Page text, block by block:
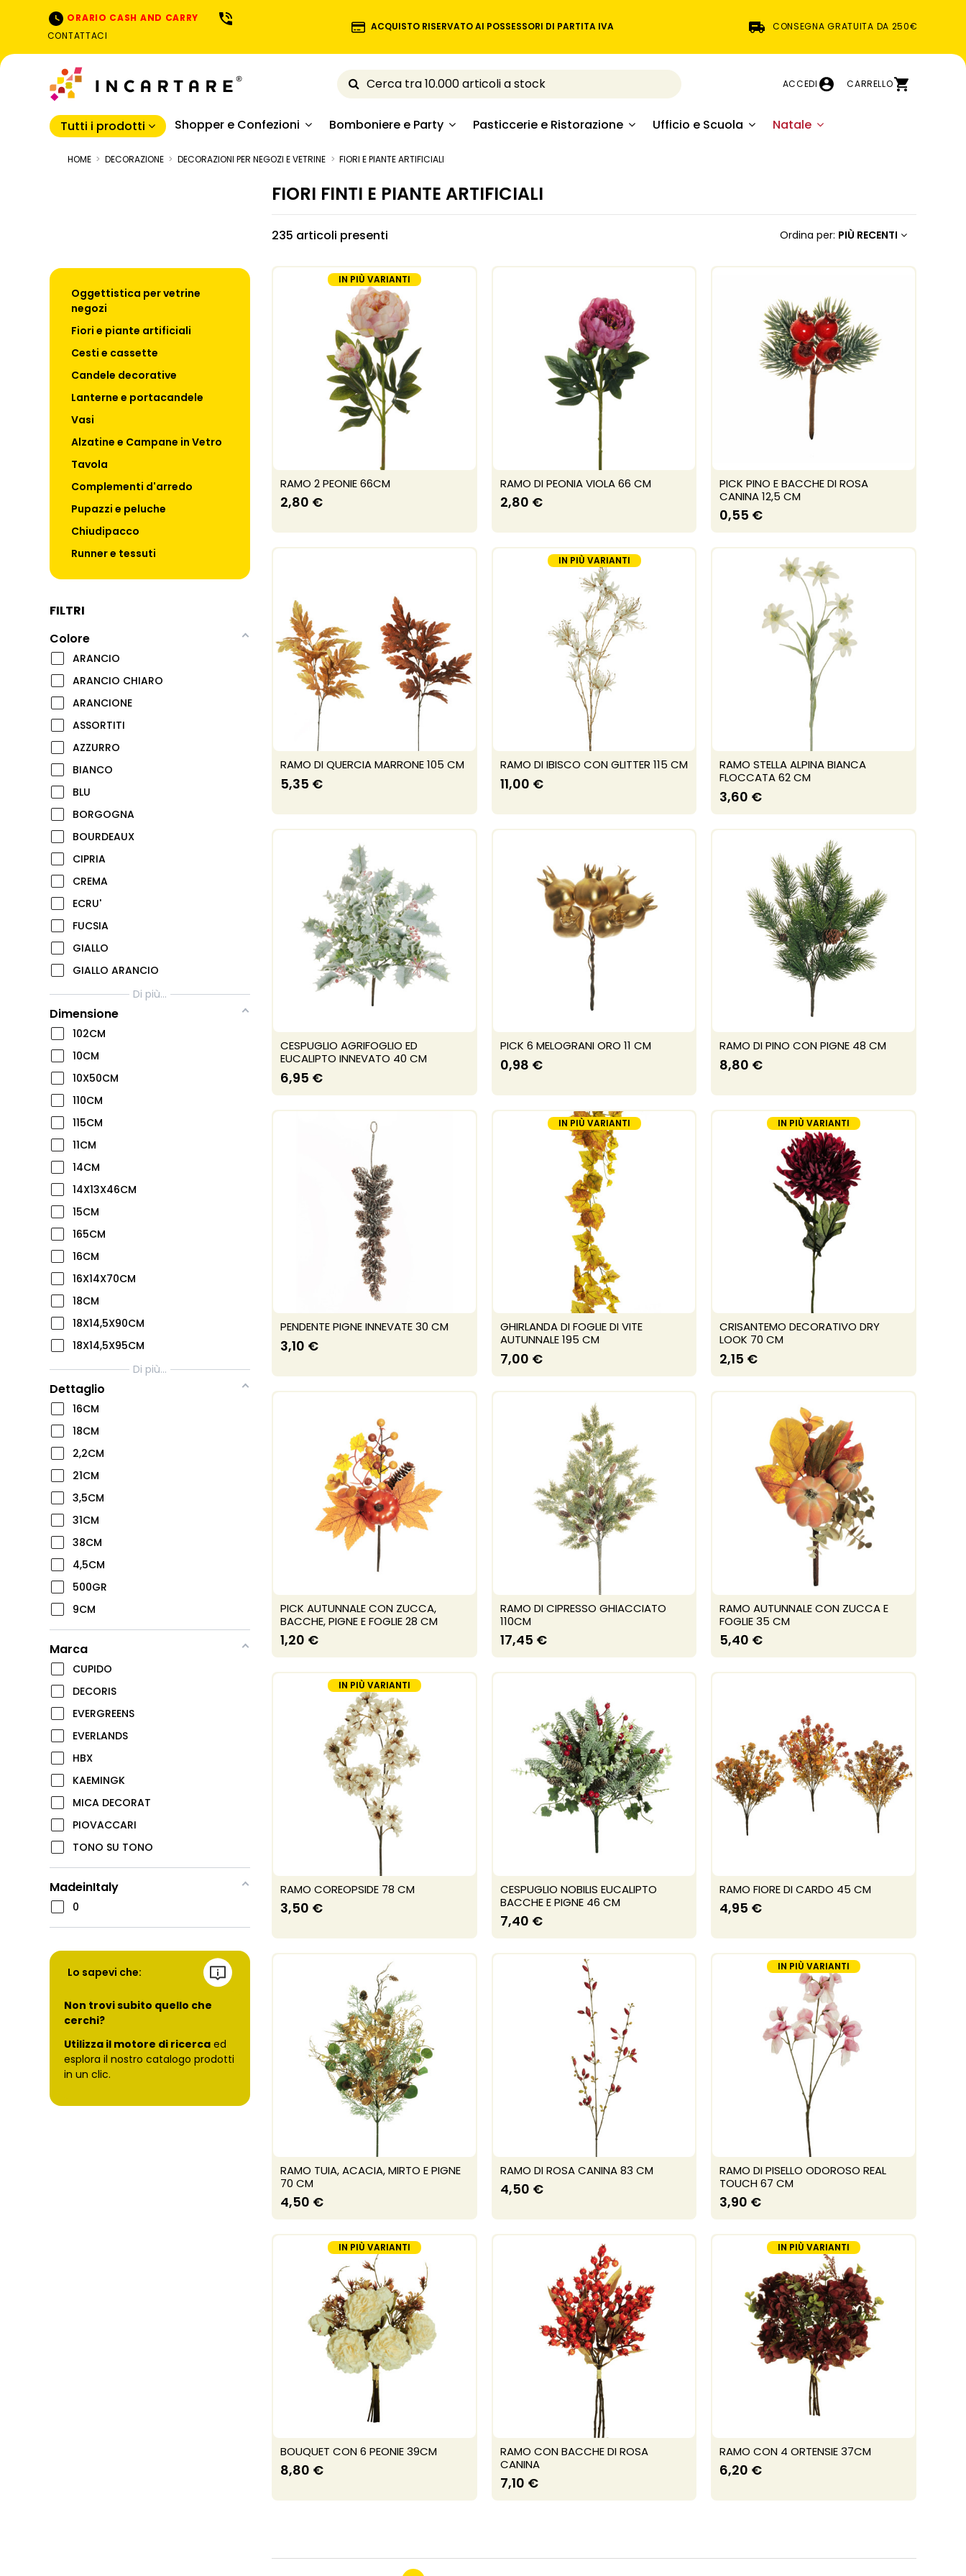
ORARIO CASH AND CARRY
CONTATTACI
ACQUISTO RISERVATO AI POSSESSORI DI PARTITA IVA CONSEGNA GRATUITA DA 250€
ACCEDI CARRELLO
Tutti i prodotti Shopper e Confezioni Bomboniere e Party Pasticcerie e Ristorazione Ufficio e Scuola Natale
HOME DECORAZIONE DECORAZIONI PER NEGOZI E VETRINE FIORI E PIANTE ARTIFICIALI
FIORI FINTI E PIANTE ARTIFICIALI
235 articoli presenti Ordina per: PIÙ RECENTI
IN PIÙ VARIANTI
RAMO 2 PEONIE 66CM
2,80 €
RAMO DI PEONIA VIOLA 66 CM
2,80 €
PICK PINO E BACCHE DI ROSA
CANINA 12,5 CM
0,55 €
RAMO DI QUERCIA MARRONE 105 CM
5,35 €
IN PIÙ VARIANTI
RAMO DI IBISCO CON GLITTER 115 CM
11,00 €
RAMO STELLA ALPINA BIANCA
FLOCCATA 62 CM
3,60 €
CESPUGLIO AGRIFOGLIO ED
EUCALIPTO INNEVATO 40 CM
6,95 €
PICK 6 MELOGRANI ORO 11 CM
0,98 €
RAMO DI PINO CON PIGNE 48 CM
8,80 €
PENDENTE PIGNE INNEVATE 30 CM
3,10 €
IN PIÙ VARIANTI
GHIRLANDA DI FOGLIE DI VITE
AUTUNNALE 195 CM
7,00 €
IN PIÙ VARIANTI
CRISANTEMO DECORATIVO DRY
LOOK 70 CM
2,15 €
PICK AUTUNNALE CON ZUCCA,
BACCHE, PIGNE E FOGLIE 28 CM
1,20 €
RAMO DI CIPRESSO GHIACCIATO
110CM
17,45 €
RAMO AUTUNNALE CON ZUCCA E
FOGLIE 35 CM
5,40 €
IN PIÙ VARIANTI
RAMO COREOPSIDE 78 CM
3,50 €
CESPUGLIO NOBILIS EUCALIPTO
BACCHE E PIGNE 46 CM
7,40 €
RAMO FIORE DI CARDO 45 CM
4,95 €
RAMO TUIA, ACACIA, MIRTO E PIGNE
70 CM
4,50 €
RAMO DI ROSA CANINA 83 CM
4,50 €
IN PIÙ VARIANTI
RAMO DI PISELLO ODOROSO REAL
TOUCH 67 CM
3,90 €
IN PIÙ VARIANTI
BOUQUET CON 6 PEONIE 39CM
8,80 €
RAMO CON BACCHE DI ROSA
CANINA
7,10 €
IN PIÙ VARIANTI
RAMO CON 4 ORTENSIE 37CM
6,20 €
Oggettistica per vetrine
negozi
Fiori e piante artificiali
Cesti e cassette
Candele decorative
Lanterne e portacandele
Vasi
Alzatine e Campane in Vetro
Tavola
Complementi d'arredo
Pupazzi e peluche
Chiudipacco
Runner e tessuti
FILTRI
Colore
ARANCIO
ARANCIO CHIARO
ARANCIONE
ASSORTITI
AZZURRO
BIANCO
BLU
BORGOGNA
BOURDEAUX
CIPRIA
CREMA
ECRU'
FUCSIA
GIALLO
GIALLO ARANCIO
Di più...
Dimensione
102CM
10CM
10X50CM
110CM
115CM
11CM
14CM
14X13X46CM
15CM
165CM
16CM
16X14X70CM
18CM
18X14,5X90CM
18X14,5X95CM
Di più...
Dettaglio
16CM
18CM
2,2CM
21CM
3,5CM
31CM
38CM
4,5CM
500GR
9CM
Marca
CUPIDO
DECORIS
EVERGREENS
EVERLANDS
HBX
KAEMINGK
MICA DECORAT
PIOVACCARI
TONO SU TONO
MadeinItaly
0
Lo sapevi che:
Non trovi subito quello che
cerchi?
Utilizza il motore di ricercaed
esplora il nostro catalogo prodotti
in un clic.